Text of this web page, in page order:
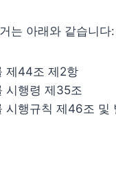
는 아래와 같습니다:
제44조 제2항
시행령 제35조
시행규칙 제46조 및